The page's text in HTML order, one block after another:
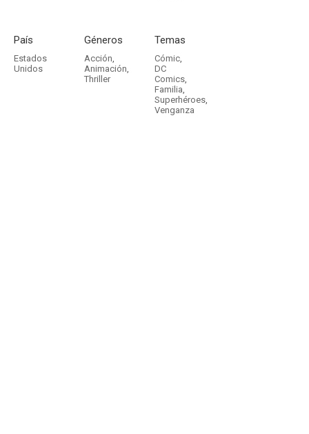
País
Estados
Unidos
Géneros
Acción,
Animación,
Thriller
Temas
Cómic,
DC
Comics,
Familia,
Superhéroes,
Venganza